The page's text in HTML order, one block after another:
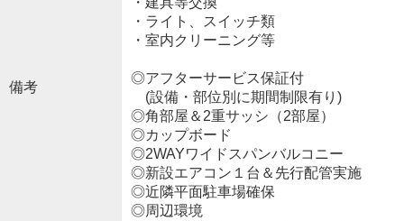
備考
・ライト、スイッチ類
・室内クリーニング等
◎アフターサービス保証付
(設備・部位別に期間制限有り)
◎角部屋＆2重サッシ（2部屋）
◎カップボード
◎2WAYワイドスパンバルコニー
◎新設エアコン１台＆先行配管実施
◎近隣平面駐車場確保
◎周辺環境